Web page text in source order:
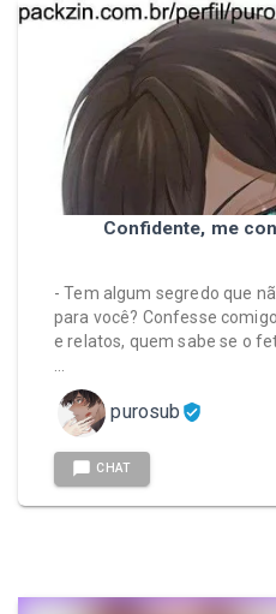
Confidente, me
- Tem algum segredo que
para você? Confesse
e relatos, quem sabe se o
purosub
CHAT